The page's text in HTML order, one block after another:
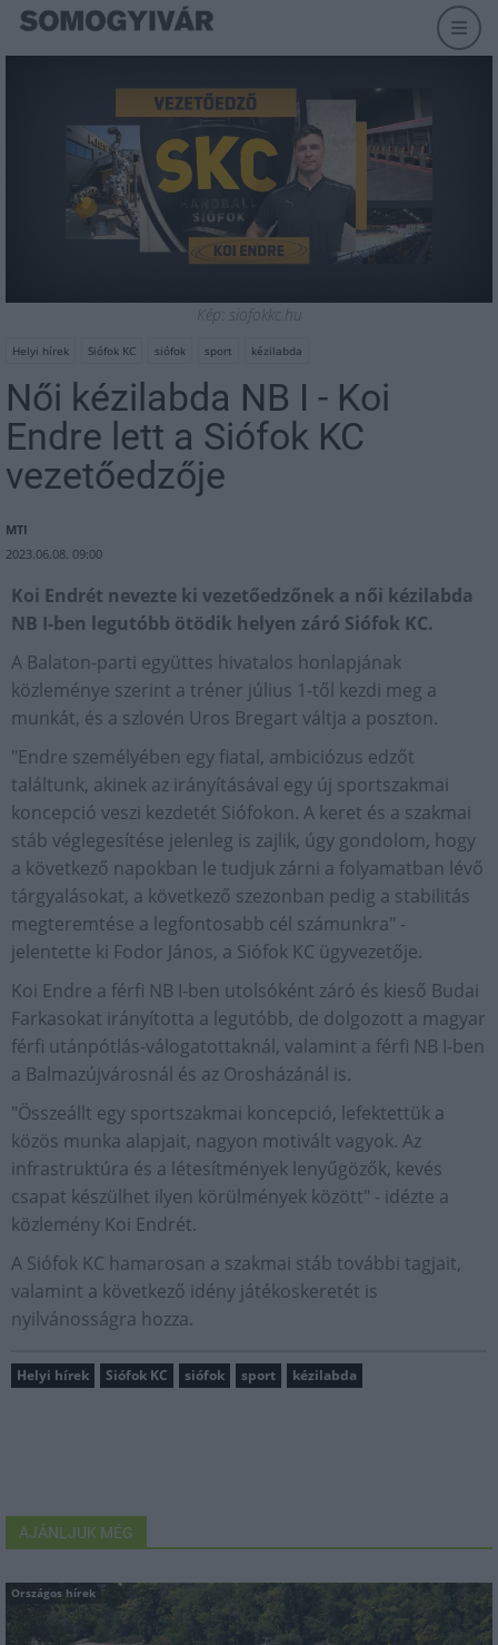
Kép: siofokkc.hu
Helyi hírek Siófok KC siófok sport kézilabda
Női kézilabda NB I - Koi
Endre lett a Siófok KC
vezetőedzője
MTI
2023.06.08. 09:00
Koi Endrét nevezte ki vezetőedzőnek a női kézilabda
NB I-ben legutóbb ötödik helyen záró Siófok KC.
A Balaton-parti együttes hivatalos honlapjának
közleménye szerint a tréner július 1-től kezdi meg a
munkát, és a szlovén Uros Bregart váltja a poszton.
"Endre személyében egy fiatal, ambiciózus edzőt
találtunk, akinek az irányításával egy új sportszakmai
koncepció veszi kezdetét Siófokon. A keret és a szakmai
stáb véglegesítése jelenleg is zajlik, úgy gondolom, hogy
a következő napokban le tudjuk zárni a folyamatban lévő
tárgyalásokat, a következő szezonban pedig a stabilitás
megteremtése a legfontosabb cél számunkra" -
jelentette ki Fodor János, a Siófok KC ügyvezetője.
Koi Endre a férfi NB I-ben utolsóként záró és kieső Budai
Farkasokat irányította a legutóbb, de dolgozott a magyar
férfi utánpótlás-válogatottaknál, valamint a férfi NB I-ben
a Balmazújvárosnál és az Orosházánál is.
"Összeállt egy sportszakmai koncepció, lefektettük a
közös munka alapjait, nagyon motivált vagyok. Az
infrastruktúra és a létesítmények lenyűgözők, kevés
csapat készülhet ilyen körülmények között" - idézte a
közlemény Koi Endrét.
A Siófok KC hamarosan a szakmai stáb további tagjait,
valamint a következő idény játékoskeretét is
nyilvánosságra hozza.
Helyi hírek Siófok KC siófok sport kézilabda
AJÁNLJUK MÉG
Országos hírek